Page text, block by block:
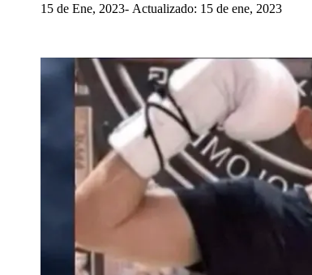
15 de Ene, 2023 Actualizado: 15 de ene, 2023